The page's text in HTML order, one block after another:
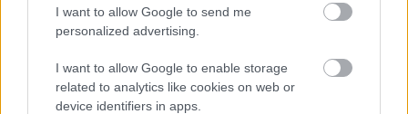
I want to allow Google to send me
personalized advertising.
I want to allow Google to enable storage
related to analytics like cookies on web or
device identifiers in apps.
Questa forma di esercizio aiuta a sviluppare
resistenza e tenacia. Che tu preferisca un
allenamento cardio a ritmo costante o un
allenamento a intervalli ad alta intensità,
un'ellittica può soddisfare le tue esigenze. Ti